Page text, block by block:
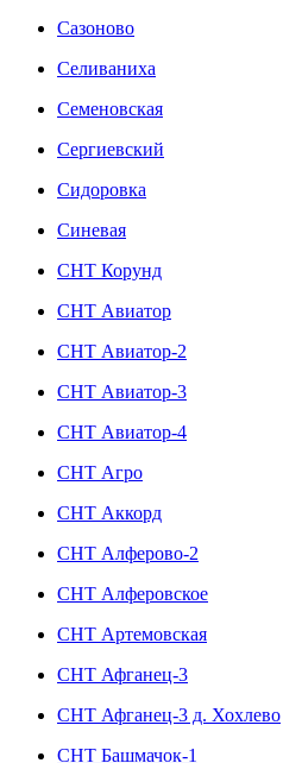
Сазоново
Селиваниха
Семеновская
Сергиевский
Сидоровка
Синевая
СНТ Корунд
СНТ Авиатор
СНТ Авиатор-2
СНТ Авиатор-3
СНТ Авиатор-4
СНТ Агро
СНТ Аккорд
СНТ Алферово-2
СНТ Алферовское
СНТ Артемовская
СНТ Афганец-3
СНТ Афганец-3 д. Хохлево
СНТ Башмачок-1